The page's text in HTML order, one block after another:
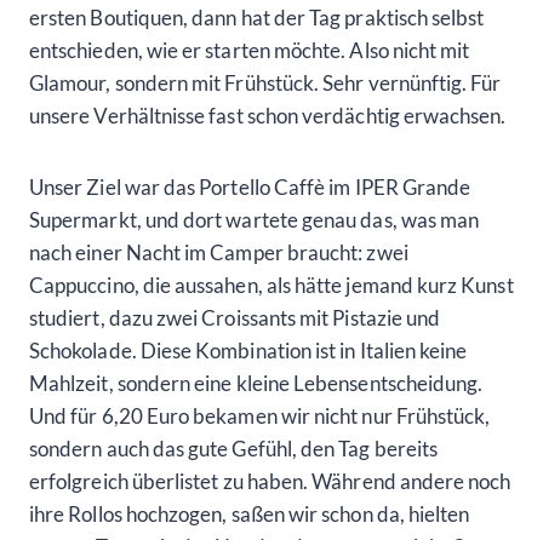
ersten Boutiquen, dann hat der Tag praktisch selbst
entschieden, wie er starten möchte. Also nicht mit
Glamour, sondern mit Frühstück. Sehr vernünftig. Für
unsere Verhältnisse fast schon verdächtig erwachsen.
Unser Ziel war das Portello Caffè im IPER Grande
Supermarkt, und dort wartete genau das, was man
nach einer Nacht im Camper braucht: zwei
Cappuccino, die aussahen, als hätte jemand kurz Kunst
studiert, dazu zwei Croissants mit Pistazie und
Schokolade. Diese Kombination ist in Italien keine
Mahlzeit, sondern eine kleine Lebensentscheidung.
Und für 6,20 Euro bekamen wir nicht nur Frühstück,
sondern auch das gute Gefühl, den Tag bereits
erfolgreich überlistet zu haben. Während andere noch
ihre Rollos hochzogen, saßen wir schon da, hielten